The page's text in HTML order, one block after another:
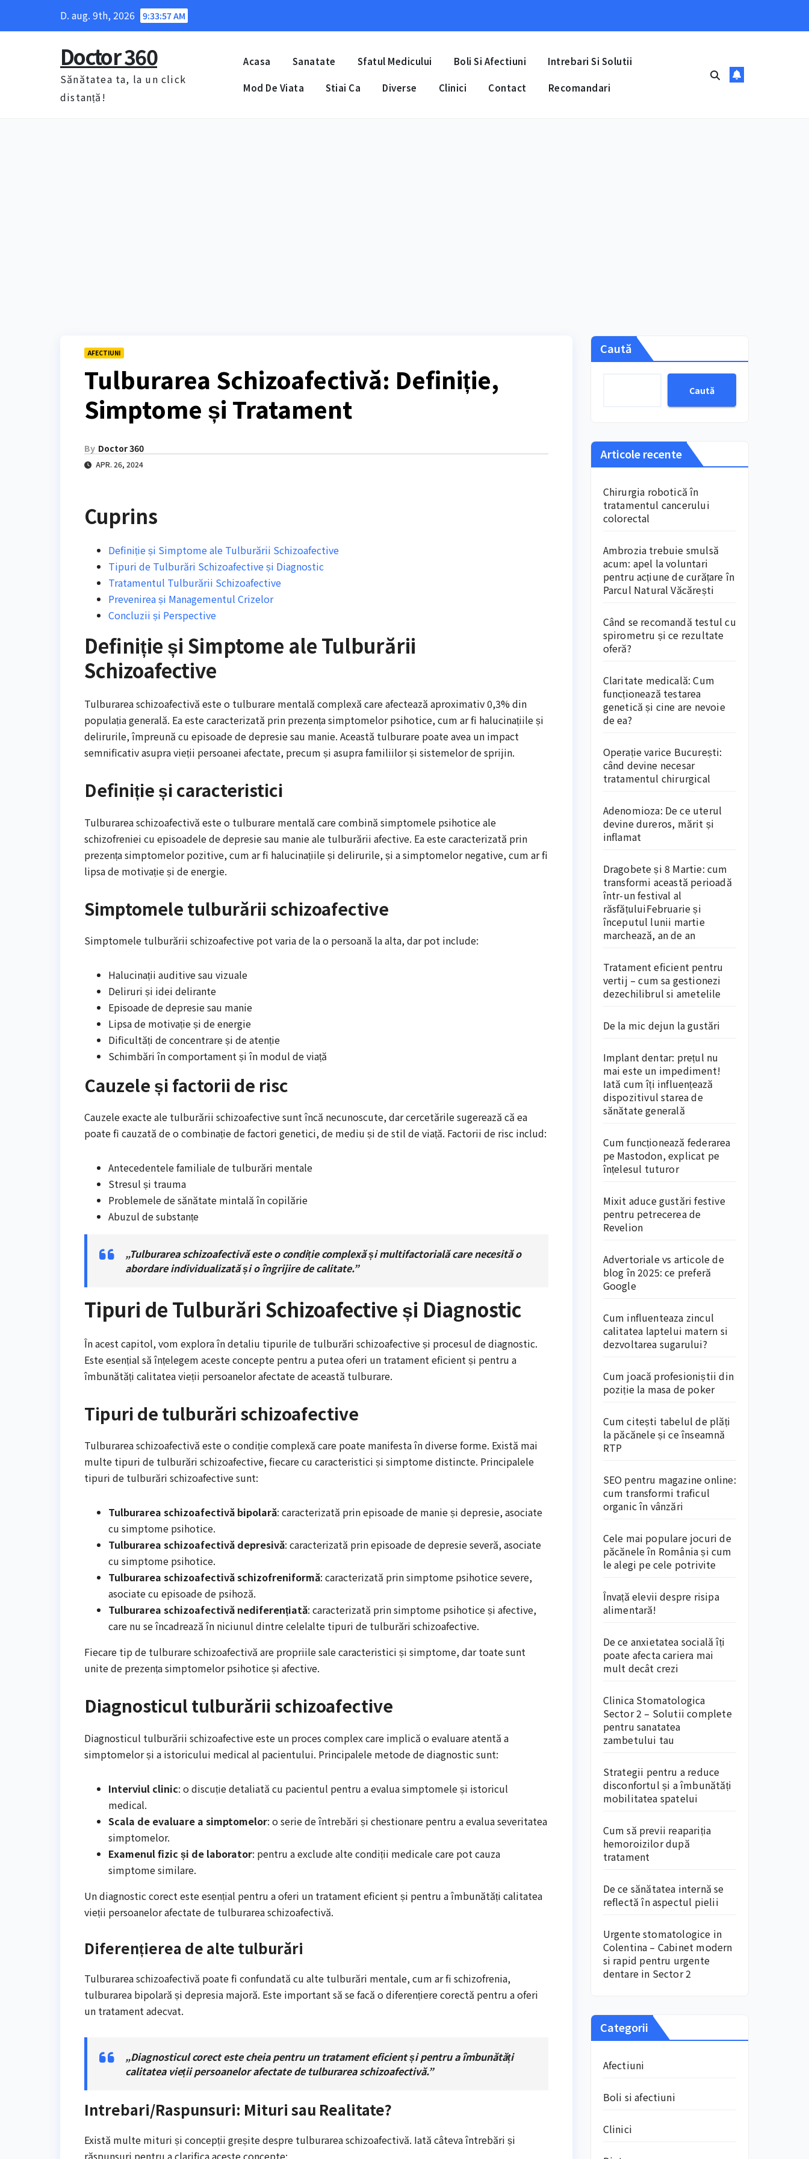
D. aug. 9th, 2026 9:33:58 AM
Doctor 360
Sănătatea ta, la un click
distanță!
Acasa Sanatate Sfatul Medicului Boli Si Afectiuni Intrebari Si Solutii
Mod De Viata Stiai Ca Diverse Clinici Contact Recomandari
AFECTIUNI
Tulburarea Schizoafectivă: Definiție,
Simptome și Tratament
By Doctor 360
APR. 26, 2024
Cuprins
Definiție și Simptome ale Tulburării Schizoafective
Tipuri de Tulburări Schizoafective și Diagnostic
Tratamentul Tulburării Schizoafective
Prevenirea și Managementul Crizelor
Concluzii și Perspective
Definiție și Simptome ale Tulburării
Schizoafective
Tulburarea schizoafectivă este o tulburare mentală complexă care afectează aproximativ 0,3% din
populația generală. Ea este caracterizată prin prezența simptomelor psihotice, cum ar fi halucinațiile și
delirurile, împreună cu episoade de depresie sau manie. Această tulburare poate avea un impact
semnificativ asupra vieții persoanei afectate, precum și asupra familiilor și sistemelor de sprijin.
Definiție și caracteristici
Tulburarea schizoafectivă este o tulburare mentală care combină simptomele psihotice ale
schizofreniei cu episoadele de depresie sau manie ale tulburării afective. Ea este caracterizată prin
prezența simptomelor pozitive, cum ar fi halucinațiile și delirurile, și a simptomelor negative, cum ar fi
lipsa de motivație și de energie.
Simptomele tulburării schizoafective
Simptomele tulburării schizoafective pot varia de la o persoană la alta, dar pot include:
Halucinații auditive sau vizuale
Deliruri și idei delirante
Episoade de depresie sau manie
Lipsa de motivație și de energie
Dificultăți de concentrare și de atenție
Schimbări în comportament și în modul de viață
Cauzele și factorii de risc
Cauzele exacte ale tulburării schizoafective sunt încă necunoscute, dar cercetările sugerează că ea
poate fi cauzată de o combinație de factori genetici, de mediu și de stil de viață. Factorii de risc includ:
Antecedentele familiale de tulburări mentale
Stresul și trauma
Problemele de sănătate mintală în copilărie
Abuzul de substanțe
„Tulburarea schizoafectivă este o condiție complexă și multifactorială care necesită o
abordare individualizată și o îngrijire de calitate.”
Tipuri de Tulburări Schizoafective și Diagnostic
În acest capitol, vom explora în detaliu tipurile de tulburări schizoafective și procesul de diagnostic.
Este esențial să înțelegem aceste concepte pentru a putea oferi un tratament eficient și pentru a
îmbunătăți calitatea vieții persoanelor afectate de această tulburare.
Tipuri de tulburări schizoafective
Tulburarea schizoafectivă este o condiție complexă care poate manifesta în diverse forme. Există mai
multe tipuri de tulburări schizoafective, fiecare cu caracteristici și simptome distincte. Principalele
tipuri de tulburări schizoafective sunt:
Tulburarea schizoafectivă bipolară: caracterizată prin episoade de manie și depresie, asociate
cu simptome psihotice.
Tulburarea schizoafectivă depresivă: caracterizată prin episoade de depresie severă, asociate
cu simptome psihotice.
Tulburarea schizoafectivă schizofreniformă: caracterizată prin simptome psihotice severe,
asociate cu episoade de psihoză.
Tulburarea schizoafectivă nediferențiată: caracterizată prin simptome psihotice și afective,
care nu se încadrează în niciunul dintre celelalte tipuri de tulburări schizoafective.
Fiecare tip de tulburare schizoafectivă are propriile sale caracteristici și simptome, dar toate sunt
unite de prezența simptomelor psihotice și afective.
Diagnosticul tulburării schizoafective
Diagnosticul tulburării schizoafective este un proces complex care implică o evaluare atentă a
simptomelor și a istoricului medical al pacientului. Principalele metode de diagnostic sunt:
Interviul clinic: o discuție detaliată cu pacientul pentru a evalua simptomele și istoricul
medical.
Scala de evaluare a simptomelor: o serie de întrebări și chestionare pentru a evalua severitatea
simptomelor.
Examenul fizic și de laborator: pentru a exclude alte condiții medicale care pot cauza
simptome similare.
Un diagnostic corect este esențial pentru a oferi un tratament eficient și pentru a îmbunătăți calitatea
vieții persoanelor afectate de tulburarea schizoafectivă.
Diferențierea de alte tulburări
Tulburarea schizoafectivă poate fi confundată cu alte tulburări mentale, cum ar fi schizofrenia,
tulburarea bipolară și depresia majoră. Este important să se facă o diferențiere corectă pentru a oferi
un tratament adecvat.
„Diagnosticul corect este cheia pentru un tratament eficient și pentru a îmbunătăți
calitatea vieții persoanelor afectate de tulburarea schizoafectivă.”
Intrebari/Raspunsuri: Mituri sau Realitate?
Există multe mituri și concepții greșite despre tulburarea schizoafectivă. Iată câteva întrebări și
Caută
Caută
Articole recente
Chirurgia robotică în
tratamentul cancerului
colorectal
Ambrozia trebuie smulsă
acum: apel la voluntari
pentru acțiune de curățare în
Parcul Natural Văcărești
Când se recomandă testul cu
spirometru și ce rezultate
oferă?
Claritate medicală: Cum
funcționează testarea
genetică și cine are nevoie
de ea?
Operație varice București:
când devine necesar
tratamentul chirurgical
Adenomioza: De ce uterul
devine dureros, mărit și
inflamat
Dragobete și 8 Martie: cum
transformi această perioadă
într-un festival al
răsfățuluiFebruarie și
începutul lunii martie
marchează, an de an
Tratament eficient pentru
vertij – cum sa gestionezi
dezechilibrul si ametelile
De la mic dejun la gustări
Implant dentar: prețul nu
mai este un impediment!
Iată cum îți influențează
dispozitivul starea de
sănătate generală
Cum funcționează federarea
pe Mastodon, explicat pe
înțelesul tuturor
Mixit aduce gustări festive
pentru petrecerea de
Revelion
Advertoriale vs articole de
blog în 2025: ce preferă
Google
Cum influenteaza zincul
calitatea laptelui matern si
dezvoltarea sugarului?
Cum joacă profesioniștii din
poziție la masa de poker
Cum citești tabelul de plăți
la păcănele și ce înseamnă
RTP
SEO pentru magazine online:
cum transformi traficul
organic în vânzări
Cele mai populare jocuri de
păcănele în România și cum
le alegi pe cele potrivite
Învață elevii despre risipa
alimentară!
De ce anxietatea socială îți
poate afecta cariera mai
mult decât crezi
Clinica Stomatologica
Sector 2 – Solutii complete
pentru sanatatea
zambetului tau
Strategii pentru a reduce
disconfortul și a îmbunătăți
mobilitatea spatelui
Cum să previi reapariția
hemoroizilor după
tratament
De ce sănătatea internă se
reflectă în aspectul pielii
Urgente stomatologice in
Colentina – Cabinet modern
si rapid pentru urgente
dentare in Sector 2
Categorii
Afectiuni
Boli si afectiuni
Clinici